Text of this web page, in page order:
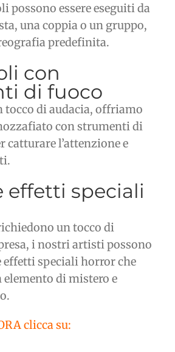
possono essere eseguiti da
una coppia o un gruppo,
predefinita.
con
di fuoco
tocco di audacia, offriamo
con strumenti di
catturare l’attenzione e
effetti speciali
un tocco di
i nostri artisti possono
effetti speciali horror che
di mistero e
clicca su: